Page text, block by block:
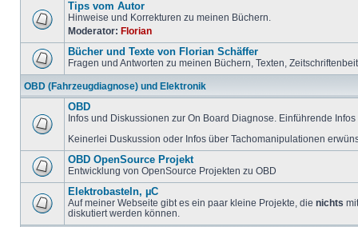
Tips vom Autor
Hinweise und Korrekturen zu meinen Büchern.
Moderator: Florian
Bücher und Texte von Florian Schäffer
Fragen und Antworten zu meinen Büchern, Texten,
OBD (Fahrzeugdiagnose) und Elektronik
OBD
Infos und Diskussionen zur On Board Diagnose. Einführende
Keinerlei Duskussion oder Infos über Tachomanipulationen
OBD OpenSource Projekt
Entwicklung von OpenSource Projekten zu OBD
Elektrobasteln, µC
Auf meiner Webseite gibt es ein paar kleine Projekte, die nichts
diskutiert werden können.